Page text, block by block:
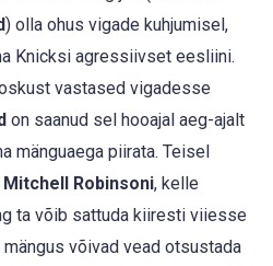
) olla ohus vigade kuhjumisel,
Knicksi agressiivset eesliini.
vastased vigadesse
on saanud sel hooajal aeg-ajalt
mänguaega piirata. Teisel
Mitchell Robinsoni, kelle
ta võib sattuda kiiresti viiesse
võivad vead otsustada